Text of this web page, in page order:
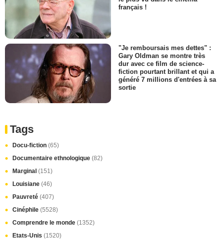
français !
"Je remboursais mes dettes" :
Gary Oldman se montre très
dur avec ce film de science-
fiction pourtant brillant et qui a
généré 7 millions d'entrées à sa
sortie
Tags
Docu-fiction (65)
Documentaire ethnologique (82)
Marginal (151)
Louisiane (46)
Pauvreté (407)
Cinéphile (5528)
Comprendre le monde (1352)
Etats-Unis (1520)